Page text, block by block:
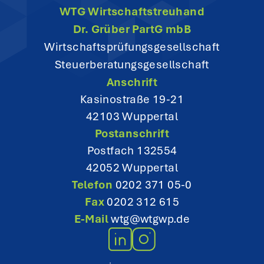
WTG Wirtschaftstreuhand
Dr. Grüber PartG mbB
Wirtschaftsprüfungsgesellschaft
Steuerberatungsgesellschaft
Anschrift
Kasinostraße 19-21
42103 Wuppertal
Postanschrift
Postfach 132554
42052 Wuppertal
Telefon 0202 371 05-0
Fax 0202 312 615
E-Mailwtg@wtgwp.de